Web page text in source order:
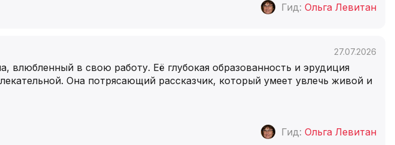
Гид: Ольга Левитан
27.07.2026
влюбленный в свою работу. Её глубокая образованность и эрудиция
Она потрясающий рассказчик, который умеет увлечь живой и
Гид: Ольга Левитан